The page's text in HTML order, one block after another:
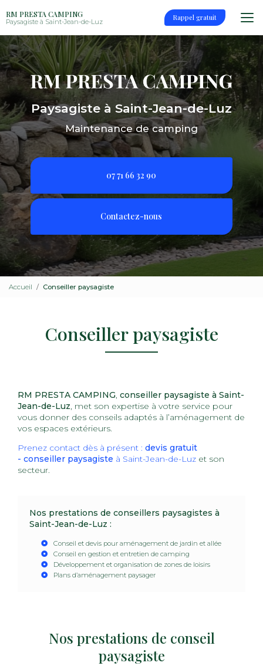
au
contenu
principal
RM PRESTA CAMPING
Paysagiste à Saint-Jean-de-Luz Rappel gratuit
Paysagiste à Saint-Jean-de-Luz
Maintenance de camping
07 71 66 32 90
Contactez-nous
Accueil Conseiller paysagiste
Conseiller paysagiste
RM PRESTA CAMPING, conseiller paysagiste à Saint-
Jean-de-Luz, met son expertise à votre service pour
vous donner des conseils adaptés à l’aménagement de
vos espaces extérieurs.
Prenez contact dès à présent : devis gratuit
- conseiller paysagiste à Saint-Jean-de-Luz et son
secteur.
Nos prestations de conseillers paysagistes à
Saint-Jean-de-Luz :
Conseil et devis pour aménagement de jardin et allée
Conseil en gestion et entretien de camping
Développement et organisation de zones de loisirs
Plans d’aménagement paysager
Nos prestations de conseil
paysagiste